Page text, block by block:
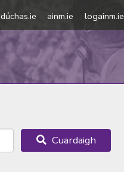
dúchas.ie ainm.ie logainm.ie
Cuardaigh